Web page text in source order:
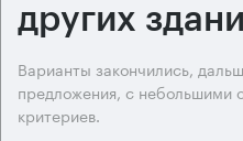
других
Варианты закончились,
предложения, с небольшими
критериев.